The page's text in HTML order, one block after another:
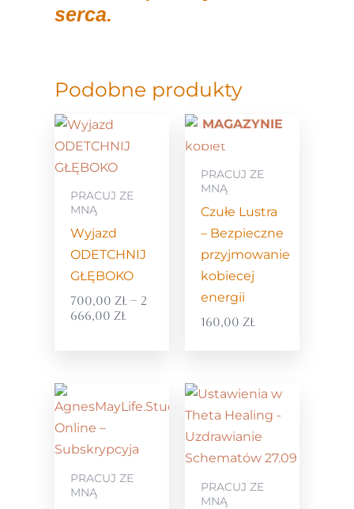
serca.
Podobne produkty
PRACUJ ZE
MNĄ
Wyjazd
ODETCHNIJ
GŁĘBOKO
700,00 zł – 2
666,00 zł
od
2
BRAK W
MAGAZYNIE
PRACUJ ZE
MNĄ
Czułe Lustra
– Bezpieczne
przyjmowanie
kobiecej
energii
160,00 zł
PRACUJ ZE
MNĄ
PRACUJ ZE
MNĄ
zakres
od
333,00 zł
do
666,00 zł